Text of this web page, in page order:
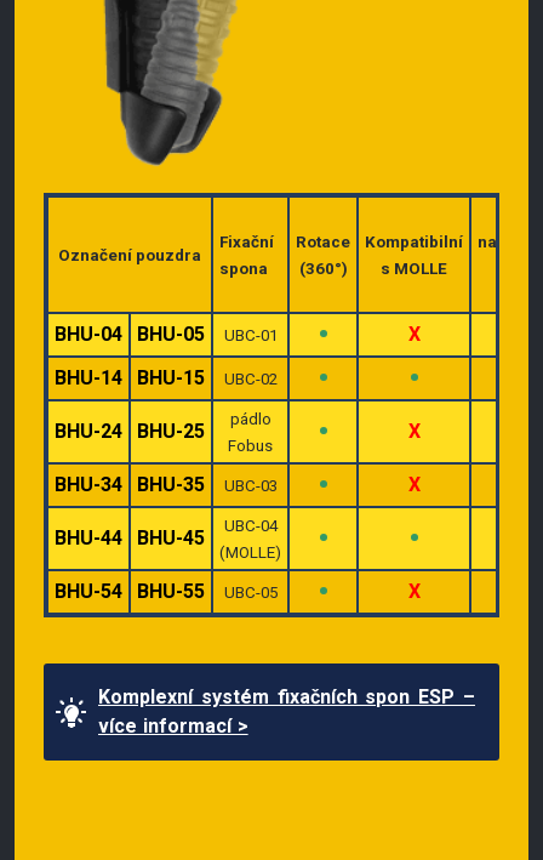
Označení pouzdra
Fixační
spona
Rotace
(360°)
Kompatibilní
s MOLLE
nasadit
BHU-04 BHU-05 UBC-01 • X
BHU-14 BHU-15 UBC-02 • •
BHU-24 BHU-25
pádlo
Fobus
• X
BHU-34 BHU-35 UBC-03 • X
BHU-44 BHU-45
UBC-04
(MOLLE)
• •
BHU-54 BHU-55 UBC-05 • X
Komplexní systém fixačních spon ESP –
více informací >